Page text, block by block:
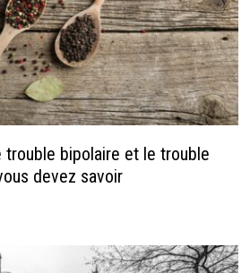
bipolaire et le trouble
devez savoir